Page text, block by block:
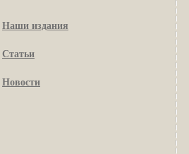
Наши издания
Статьи
Новости